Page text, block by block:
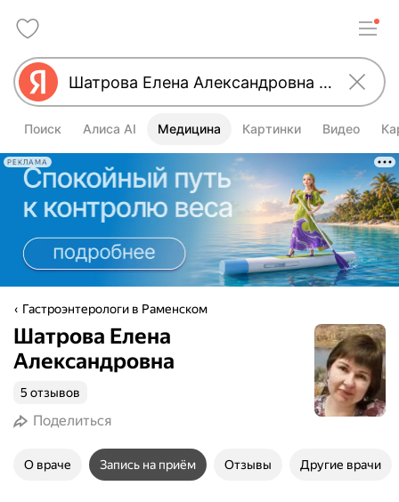
Поиск Алиса AI Медицина Картинки Видео
РЕКЛАМА
Гастроэнтерологи в Раменском
Шатрова Елена
Александровна
5 отзывов
Поделиться
О враче Запись на приём Отзывы Другие врачи